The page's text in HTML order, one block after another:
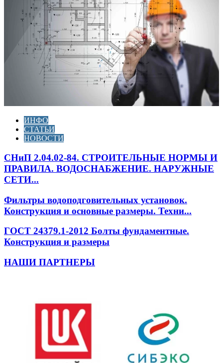
ИНФО
СТАТЬИ
НОВОСТИ
СНиП 2.04.02-84. СТРОИТЕЛЬНЫЕ НОРМЫ И
ПРАВИЛА. ВОДОСНАБЖЕНИЕ. НАРУЖНЫЕ
СЕТИ...
Фильтры водоподговительных установок.
Конструкция и основные размеры. Техни...
ГОСТ 24379.1-2012 Болты фундаментные.
Конструкция и размеры
НАШИ ПАРТНЕРЫ